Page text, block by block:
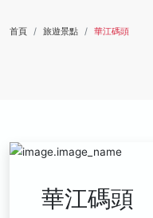
首頁 旅遊景點 華江碼頭
華江碼頭